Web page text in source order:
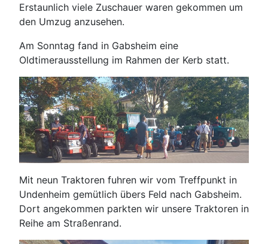
Erstaunlich viele Zuschauer waren gekommen um
den Umzug anzusehen.
Am Sonntag fand in Gabsheim eine
Oldtimerausstellung im Rahmen der Kerb statt.
Mit neun Traktoren fuhren wir vom Treffpunkt in
Undenheim gemütlich übers Feld nach Gabsheim.
Dort angekommen parkten wir unsere Traktoren in
Reihe am Straßenrand.